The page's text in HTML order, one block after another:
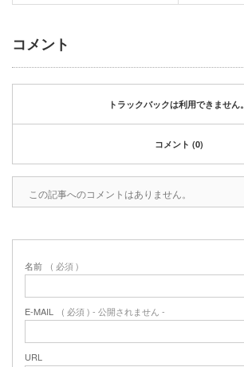
コメント
トラックバックは利用できません。
コメント (0)
この記事へのコメントはありません。
名前 ( 必須 )
E-MAIL ( 必須 ) - 公開されません -
URL